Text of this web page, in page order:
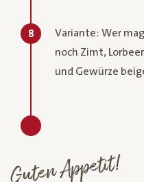
8
Variante: Wer
noch Zimt,
und Gewürze
Guten Appetit!